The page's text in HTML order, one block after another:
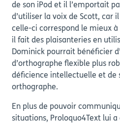
de son iPod et il l’emportait
d’utiliser la voix de Scott, car
celle-ci correspond le mieux à
il fait des plaisanteries en
Dominick pourrait bénéficier
d’orthographe flexible plus
déficience intellectuelle et de
orthographe.
En plus de pouvoir
situations, Proloquo4Text lui a